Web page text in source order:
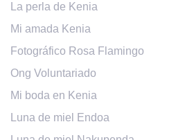
La perla de Kenia
Mi amada Kenia
Fotográfico Rosa Flamingo
Ong Voluntariado
Mi boda en Kenia
Luna de miel Endoa